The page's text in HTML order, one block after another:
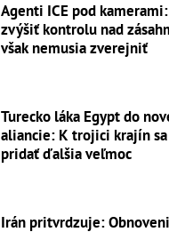
Agenti ICE pod kamerami:
zvýšiť kontrolu nad
však nemusia zverejniť
Turecko láka Egypt do
aliancie: K trojici krajín
pridať ďalšia veľmoc
Irán pritvrdzuje: